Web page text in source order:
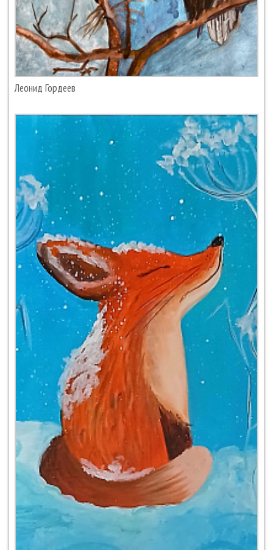
Леонид Гордеев